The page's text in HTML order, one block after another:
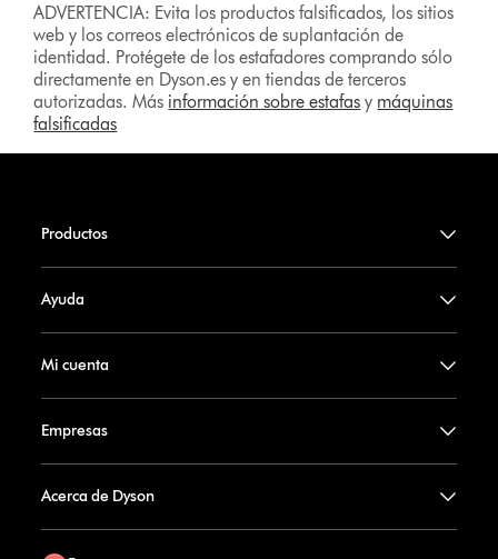
ADVERTENCIA: Evita los productos falsificados, los sitios
web y los correos electrónicos de suplantación de
identidad. Protégete de los estafadores comprando sólo
directamente en Dyson.es y en tiendas de terceros
autorizadas. Más información sobre estafas y máquinas
falsificadas
Productos
Ayuda
Mi cuenta
Empresas
Acerca de Dyson